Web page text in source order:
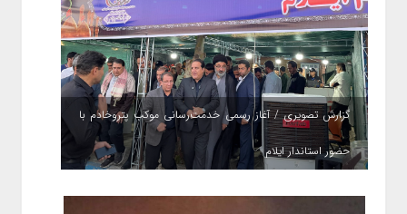
گزارش تصویری / آغاز رسمی خدمت‌رسانی موکب پتروخادم با
حضور استاندار ایلام